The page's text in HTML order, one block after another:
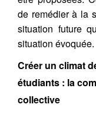
de remédier à la
situation future
situation évoquée.
Créer un climat
étudiants : la
collective